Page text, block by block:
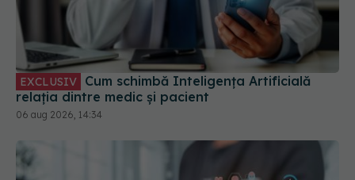
EXCLUSIV
relația dintre medic și pacient
06 aug 2026, 14:34